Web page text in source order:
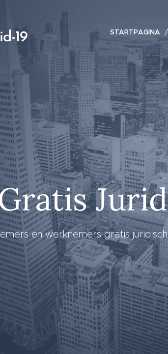
19 STARTPAGINA
en werknemers gratis